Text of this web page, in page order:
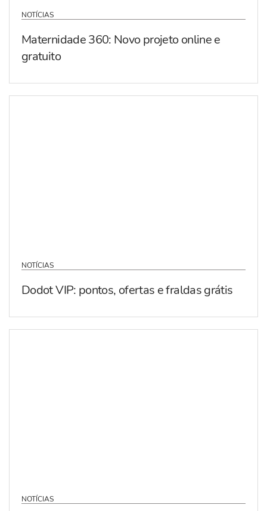
NOTÍCIAS
Maternidade 360: Novo projeto online e
gratuito
NOTÍCIAS
Dodot VIP: pontos, ofertas e fraldas grátis
NOTÍCIAS